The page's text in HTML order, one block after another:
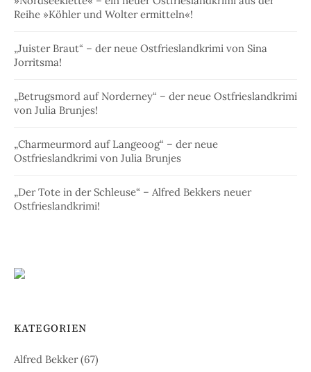
Reihe »Köhler und Wolter ermitteln«!
„Juister Braut“ – der neue Ostfrieslandkrimi von Sina
Jorritsma!
„Betrugsmord auf Norderney“ – der neue Ostfrieslandkrimi
von Julia Brunjes!
„Charmeurmord auf Langeoog“ – der neue
Ostfrieslandkrimi von Julia Brunjes
„Der Tote in der Schleuse“ – Alfred Bekkers neuer
Ostfrieslandkrimi!
KATEGORIEN
Alfred Bekker(67)